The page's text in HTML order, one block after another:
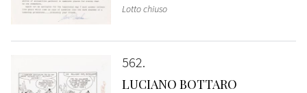
Lotto chiuso
562
LUCIANO BOTTARO